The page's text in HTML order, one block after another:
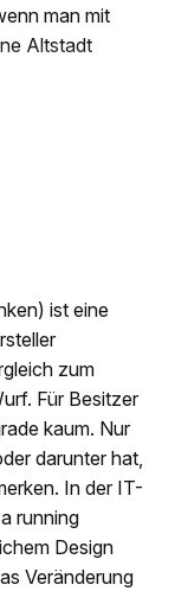
man mit
Altstadt
ist eine
zum
Für Besitzer
kaum. Nur
darunter hat,
In der IT-
running
Design
Veränderung